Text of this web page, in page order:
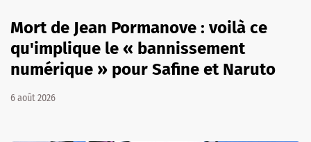
Mort de Jean Pormanove : voilà ce
qu'implique le « bannissement
numérique » pour Safine et Naruto
6 août 2026